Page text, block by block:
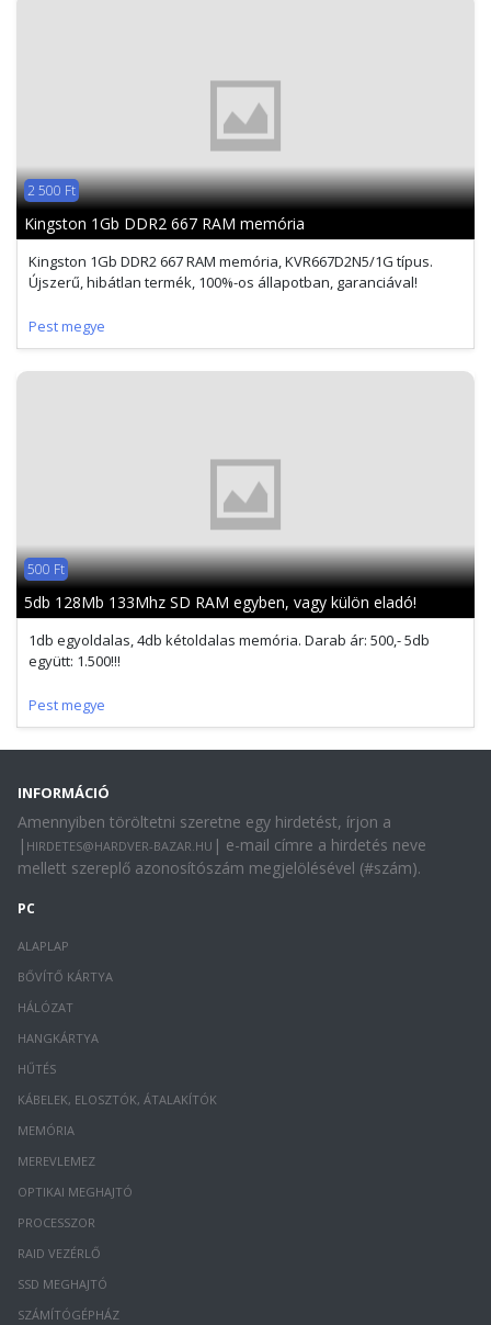
2 500 Ft
Kingston 1Gb DDR2 667 RAM memória
Kingston 1Gb DDR2 667 RAM memória, KVR667D2N5/1G típus.
Újszerű, hibátlan termék, 100%-os állapotban, garanciával!
Pest megye
500 Ft
5db 128Mb 133Mhz SD RAM egyben, vagy külön eladó!
1db egyoldalas, 4db kétoldalas memória. Darab ár: 500,- 5db
együtt: 1.500!!!
Pest megye
INFORMÁCIÓ
Amennyiben töröltetni szeretne egy hirdetést, írjon a
| HIRDETES@HARDVER-BAZAR.HU | e-mail címre a hirdetés neve
mellett szereplő azonosítószám megjelölésével (#szám).
PC
ALAPLAP
BŐVÍTŐ KÁRTYA
HÁLÓZAT
HANGKÁRTYA
HŰTÉS
KÁBELEK, ELOSZTÓK, ÁTALAKÍTÓK
MEMÓRIA
MEREVLEMEZ
OPTIKAI MEGHAJTÓ
PROCESSZOR
RAID VEZÉRLŐ
SSD MEGHAJTÓ
SZÁMÍTÓGÉPHÁZ